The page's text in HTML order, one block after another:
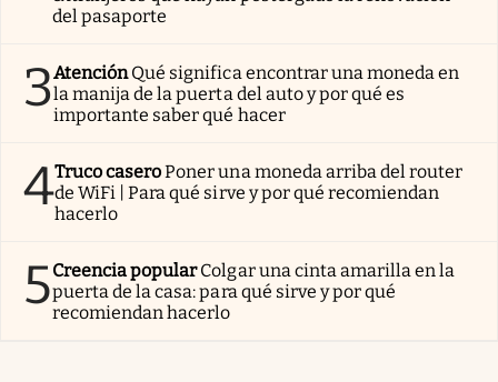
del pasaporte
3AtenciónQué significa encontrar una moneda en
la manija de la puerta del auto y por qué es
importante saber qué hacer
4Truco caseroPoner una moneda arriba del router
de WiFi | Para qué sirve y por qué recomiendan
hacerlo
5Creencia popularColgar una cinta amarilla en la
puerta de la casa: para qué sirve y por qué
recomiendan hacerlo